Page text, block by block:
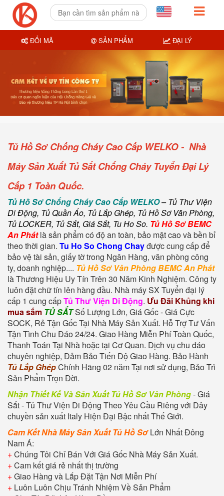
Tủ Hồ Sơ Chống Cháy Cao Cấp WELKO - Nhà
Máy Sản Xuất Tủ Sắt Chống Cháy Tuyển Đại Lý
Cấp 1 Toàn Quốc.
Tủ Hồ Sơ Chống Cháy Cao Cấp WELKO– Tủ Thư Viện
Di Động, Tủ Quần Áo, Tủ Lắp Ghép, Tủ Hồ Sơ Văn Phòng,
Tủ LOCKER, Tủ Sắt, Giá Sắt, Tu Ho So. Tủ Hồ Sơ BEMC
An Phátlà sản phẩm có độ an toàn, bảo mật cao và bền bỉ
theo thời gian. Tu Ho So Chong Chayđược cung cấp để
bảo vệ tài sản, giấy tờ trong Ngân Hàng, văn phòng công
ty, doanh nghiệp.... Tủ Hồ Sơ Văn Phòng BEMC An Phát
là Thương Hiệu Uy Tín Trên 30 Năm Kinh Nghiệm. Công ty
luôn đặt chữ tín lên hàng đầu. Nhà máy SX Tuyển đại lý
cấp 1 cung cấpTủ Thư Viện Di Động. Ưu Đãi Khủng khi
mua sắm TỦ SẮTSố Lượng Lớn, Giá Gốc - Giá Cực
SOCK, Rẻ Tận Gốc Tại Nhà Máy Sản Xuất. Hỗ Trợ Tư Vấn
Tận Tình Chu Đáo 24/24. Giao Hàng Miễn Phí Toàn Quốc,
Thanh Toán Tại Nhà hoặc tại Cơ Quan. Dịch vụ chu đáo
chuyên nghiệp, Đảm Bảo Tiến Độ Giao Hàng. Bảo Hành
Tủ Lắp GhépChính Hãng 02 năm Tại nơi sử dụng, Bảo Trì
Sản Phẩm Trọn Đời.
Nhận Thiết Kế Và Sản Xuất Tủ Hồ Sơ Văn Phòng- Giá
Sắt - Tủ Thư Viện Di Động Theo Yêu Cầu Riêng với Dây
chuyền sản xuất Italy Hiện Đại Bậc nhất Thế Giới.
Cam Kết Nhà Máy Sản Xuất Tủ Hồ SơLớn Nhất Đông
Nam Á:
+Chúng Tôi Chỉ Bán Với Giá Gốc Nhà Máy Sản Xuất.
+Cam kết giá rẻ nhất thị trường
+Giao Hàng và Lắp Đặt Tận Nơi Miễn Phí
+ Luôn Luôn Chịu Tránh Nhiệm Về Sản Phẩm
ĐỔI MÃ SẢN PHẨM ĐẠI LÝ